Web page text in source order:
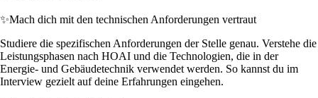
✨Mach dich mit den technischen Anforderungen vertraut
Studiere die spezifischen Anforderungen der Stelle genau. Verstehe die
Leistungsphasen nach HOAI und die Technologien, die in der
Energie- und Gebäudetechnik verwendet werden. So kannst du im
Interview gezielt auf deine Erfahrungen eingehen.